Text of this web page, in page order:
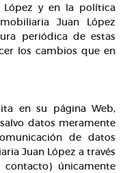
López y en la política
Juan López
periódica de estas
los cambios que en
en su página Web,
datos meramente
de datos
Juan López a través
únicamente